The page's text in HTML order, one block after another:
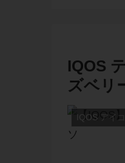
IQOS
ズベリ
IQOS アイ